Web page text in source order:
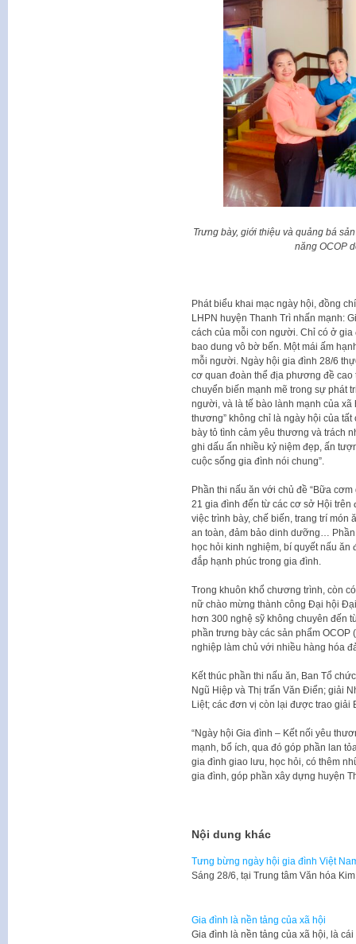
Trưng bày, giới thiệu và quảng bá
năng OCOP
Phát biểu khai mạc ngày hội, đồng
LHPN huyện Thanh Trì nhấn mạnh:
cách của mỗi con người. Chỉ có ở
bao dung vô bờ bến. Một mái ấm
mỗi người. Ngày hội gia đình 28/6
cơ quan đoàn thể địa phương đề
chuyển biến mạnh mẽ trong sự phát
người, và là tế bào lành mạnh của
thương” không chỉ là ngày hội của
bày tỏ tình cảm yêu thương và trách
ghi dấu ấn nhiều kỷ niệm đẹp, ấn
cuộc sống gia đình nói chung”.
Phần thi nấu ăn với chủ đề “Bữa
21 gia đình đến từ các cơ sở Hội trên
việc trình bày, chế biến, trang trí
an toàn, đảm bảo dinh dưỡng…
học hỏi kinh nghiệm, bí quyết nấu ăn
đắp hạnh phúc trong gia đình.
Trong khuôn khổ chương trình, còn
nữ chào mừng thành công Đại hội
hơn 300 nghệ sỹ không chuyên đến
phần trưng bày các sản phẩm
nghiệp làm chủ với nhiều hàng hóa
Kết thúc phần thi nấu ăn, Ban Tổ
Ngũ Hiệp và Thị trấn Văn Điển; giải
Liệt; các đơn vị còn lại được trao giải
“Ngày hội Gia đình – Kết nối yêu
mạnh, bổ ích, qua đó góp phần lan
gia đình giao lưu, học hỏi, có thêm
gia đình, góp phần xây dựng huyện
Nội dung khác
Tưng bừng ngày hội gia đình Việt
Sáng 28/6, tại Trung tâm Văn hóa
Gia đình là nền tảng của xã hội
Gia đình là nền tảng của xã hội, là